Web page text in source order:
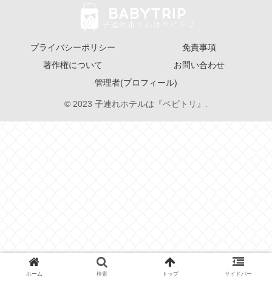
プライバシーポリシー
免責事項
著作権について
お問い合わせ
管理者(プロフィール)
© 2023 子連れホテルは『ベビトリ』.
ホーム 検索 トップ サイドバー